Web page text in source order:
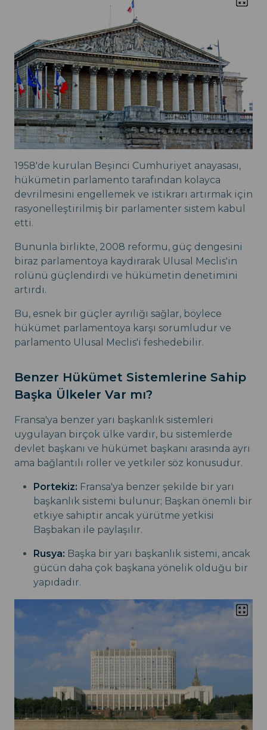
1958'de kurulan Beşinci Cumhuriyet anayasası,
hükümetin parlamento tarafından kolayca
devrilmesini engellemek ve istikrarı artırmak için
rasyonelleştirilmiş bir parlamenter sistem kabul
etti.
Bununla birlikte, 2008 reformu, güç dengesini
biraz parlamentoya kaydırarak Ulusal Meclis'in
rolünü güçlendirdi ve hükümetin denetimini
artırdı.
Bu, esnek bir güçler ayrılığı sağlar, böylece
hükümet parlamentoya karşı sorumludur ve
parlamento Ulusal Meclis'i feshedebilir.
Benzer Hükümet Sistemlerine Sahip
Başka Ülkeler Var mı?
Fransa'ya benzer yarı başkanlık sistemleri
uygulayan birçok ülke vardır, bu sistemlerde
devlet başkanı ve hükümet başkanı arasında ayrı
ama bağlantılı roller ve yetkiler söz konusudur.
Portekiz: Fransa'ya benzer şekilde bir yarı
başkanlık sistemi bulunur; Başkan önemli bir
etkiye sahiptir ancak yürütme yetkisi
Başbakan ile paylaşılır.
Rusya: Başka bir yarı başkanlık sistemi, ancak
gücün daha çok başkana yönelik olduğu bir
yapıdadır.